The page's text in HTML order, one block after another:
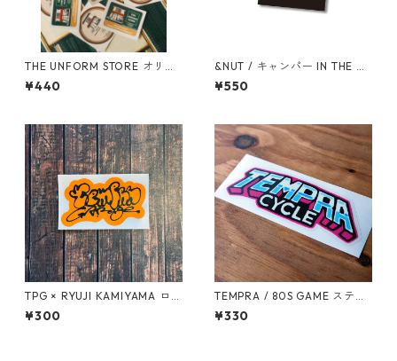
THE UNFORM STORE オリジ
ナルステッカー
¥440
&NUT / キャンパー IN THE CA
R ステッカー
¥550
TPG × RYUJI KAMIYAMA ロゴ
ステッカー（オレンジ）
¥300
TEMPRA / 80S GAME ステッ
カー
¥330